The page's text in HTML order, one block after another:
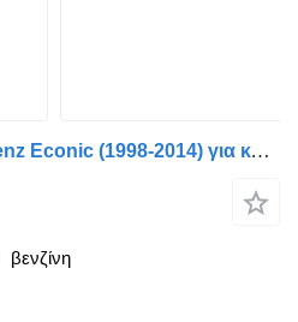
Τράκτορας Mercedes-Benz Econic (1998-2014) για κολώνα τιμονιού Mercedes-Benz Econic 1828 (01.98-) A9574600131
βενζίνη